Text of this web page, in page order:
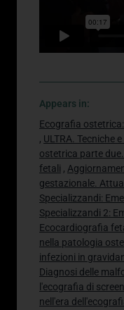
Appears in:
Ecografia
, ULTRA. Tecniche
ostetrica parte
fetali ,
gestazionale.
Specializzandi:
Specializzandi 2:
Ecocardiografia
nella patologia
infezioni in
Diagnosi delle
l'ecografia di
nell'era